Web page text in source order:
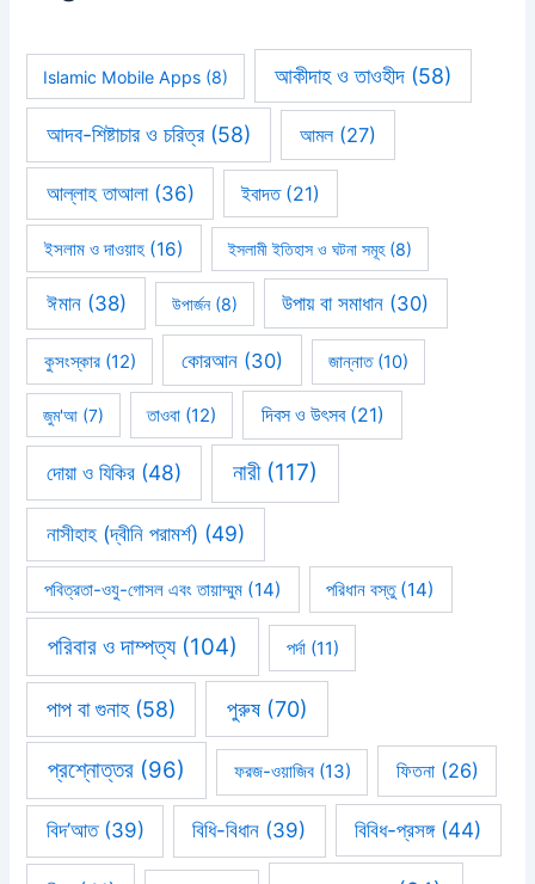
Islamic Mobile Apps (8) আকীদাহ ও তাওহীদ(58)
আদব-শিষ্টাচার ও চরিত্র(58) আমল(27)
আল্লাহ তাআলা(36) ইবাদত(21)
ইসলাম ও দাওয়াহ (16) ইসলামী ইতিহাস ও ঘটনা সমূহ(8)
ঈমান(38) উপার্জন(8) উপায় বা সমাধান (30)
কুসংস্কার(12) কোরআন (30) জান্নাত(10)
জুম'আ (7) তাওবা (12) দিবস ও উৎসব(21)
দোয়া ও যিকির (48) নারী(117)
নাসীহাহ (দ্বীনি পরামর্শ) (49)
পবিত্রতা-ওযু-গোসল এবং তায়াম্মুম (14) পরিধান বস্তু(14)
পরিবার ও দাম্পত্য(104) পর্দা(11)
পাপ বা গুনাহ(58) পুরুষ(70)
প্রশ্নোত্তর (96) ফরজ-ওয়াজিব(13) ফিতনা(26)
বিদ’আত(39) বিধি-বিধান (39) বিবিধ-প্রসঙ্গ(44)